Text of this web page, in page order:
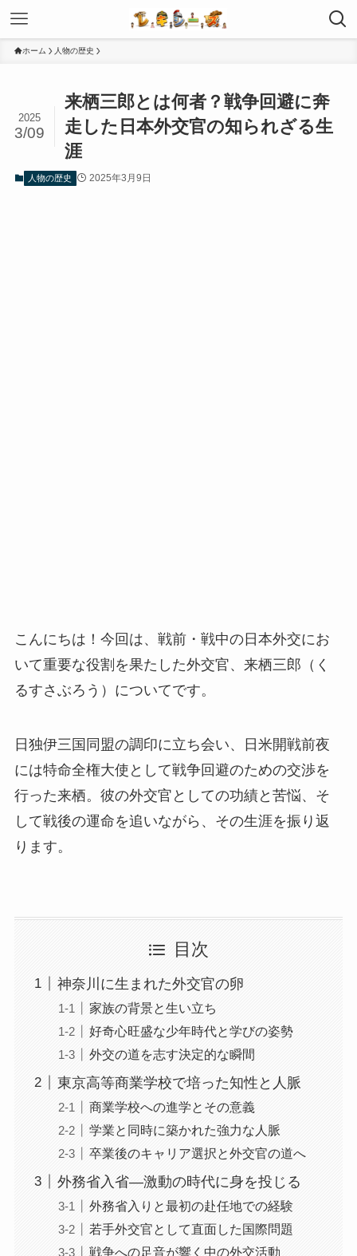
ホーム 人物の歴史
来栖三郎とは何者？戦争回避に奔
走した日本外交官の知られざる生
涯
2025
3/09
人物の歴史 2025年3月9日
こんにちは！今回は、戦前・戦中の日本外交にお
いて重要な役割を果たした外交官、来栖三郎（く
るすさぶろう）についてです。
日独伊三国同盟の調印に立ち会い、日米開戦前夜
には特命全権大使として戦争回避のための交渉を
行った来栖。彼の外交官としての功績と苦悩、そ
して戦後の運命を追いながら、その生涯を振り返
ります。
目次
神奈川に生まれた外交官の卵
家族の背景と生い立ち
好奇心旺盛な少年時代と学びの姿勢
外交の道を志す決定的な瞬間
東京高等商業学校で培った知性と人脈
商業学校への進学とその意義
学業と同時に築かれた強力な人脈
卒業後のキャリア選択と外交官の道へ
外務省入省―激動の時代に身を投じる
外務省入りと最初の赴任地での経験
若手外交官として直面した国際問題
戦争への足音が響く中の外交活動